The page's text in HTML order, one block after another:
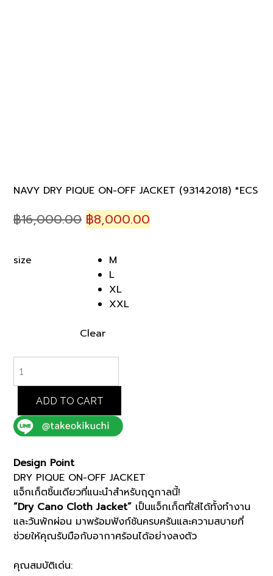
NAVY DRY PIQUE ON-OFF JACKET (93142018) *ECS
฿16,000.00 Original
was:
฿16,000.00.
฿8,000.00
size
M
L
XL
XXL
Clear
DRY
PIQUE
OFF
JACKET
(93142018)
quantity
ADD TO CART
Design Point
DRY PIQUE ON-OFF JACKET
แจ็กเก็ตชิ้นเดียวที่แนะนำสำหรับฤดูกาลนี้!
“Dry Cano Cloth Jacket” เป็นแจ็กเก็ตที่ใส่ได้ทั้งทำงาน
และวันพักผ่อน มาพร้อมฟังก์ชันครบครันและความสบายที่
ช่วยให้คุณรับมือกับอากาศร้อนได้อย่างลงตัว
คุณสมบัติเด่น: